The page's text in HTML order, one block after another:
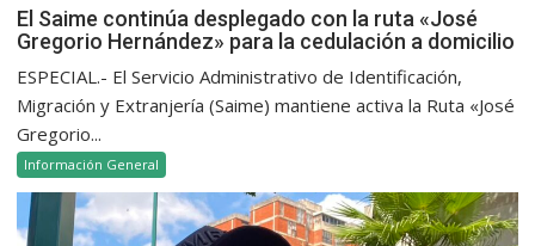
El Saime continúa desplegado con la ruta «José
Gregorio Hernández» para la cedulación a domicilio
ESPECIAL.- El Servicio Administrativo de Identificación,
Migración y Extranjería (Saime) mantiene activa la Ruta «José
Gregorio...
Información General